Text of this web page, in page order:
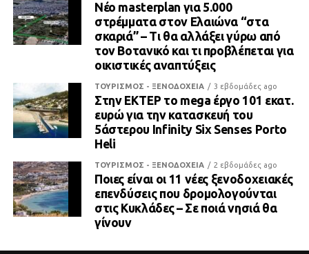
Νέο masterplan για 5.000
στρέμματα στον Ελαιώνα “στα
σκαριά” – Τι θα αλλάξει γύρω από
τον Βοτανικό και τι προβλέπεται για
οικιστικές αναπτύξεις
ΤΟΥΡΙΣΜΟΣ - ΞΕΝΟΔΟΧΕΙΑ 3 εβδομάδες ago
Στην ΕΚΤΕΡ το mega έργο 101 εκατ.
ευρώ για την κατασκευή του
5άστερου Infinity Six Senses Porto
Heli
ΤΟΥΡΙΣΜΟΣ - ΞΕΝΟΔΟΧΕΙΑ 2 εβδομάδες ago
Ποιες είναι οι 11 νέες ξενοδοχειακές
επενδύσεις που δρομολογούνται
στις Κυκλάδες – Σε ποιά νησιά θα
γίνουν